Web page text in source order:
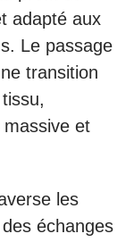
adapté aux
Le passage
transition
et
les
échanges